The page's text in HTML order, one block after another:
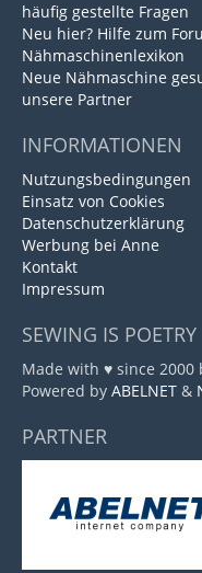
häufig gestellte Fragen
Neu hier? Hilfe zum
Nähmaschinenlexikon
Neue Nähmaschine
unsere Partner
INFORMATIONEN
Nutzungsbedingungen
Einsatz von Cookies
Datenschutzerklärung
Werbung bei Anne
Kontakt
Impressum
SEWING IS POETRY
Made with ♥ since 2000
Powered by ABELNET &
PARTNER